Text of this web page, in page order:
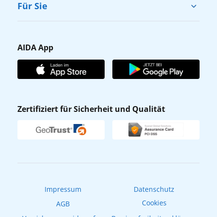
Karriere
Affiliateprogramm
Verhaltens- & Ethikkodex
Newsletter
Für Sie
Gästefragebogen
AIDA Club
AIDA App
AIDA App
Zertifiziert für Sicherheit und Qualität
Impressum
Datenschutz
AGB
Cookies